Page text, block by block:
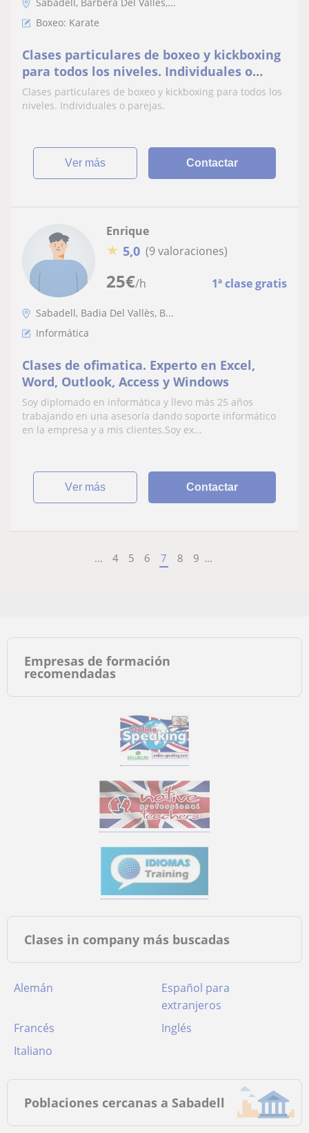
Boxeo: Karate
Clases particulares de boxeo y kickboxing
para todos los niveles. Individuales o
parejas
Clases particulares de boxeo y kickboxing para todos los
niveles. Individuales o parejas.
ver más Contactar
25€/h 1ª clase gratis
Enrique
★ 5,0 (9 valoraciones)
Sabadell, Badia Del Vallès, B...
Informática
Clases de ofimatica. Experto en Excel,
Word, Outlook, Access y Windows
Soy diplomado en informática y llevo más 25 años
trabajando en una asesoría dando soporte informático
en la empresa y a mis clientes.Soy ex...
ver más Contactar
... 4 5 6 7 8 9 ...
Empresas de formación
recomendadas
Clases in company más buscadas
Alemán
Español para
extranjeros
Francés
Inglés
Italiano
Poblaciones cercanas a Sabadell